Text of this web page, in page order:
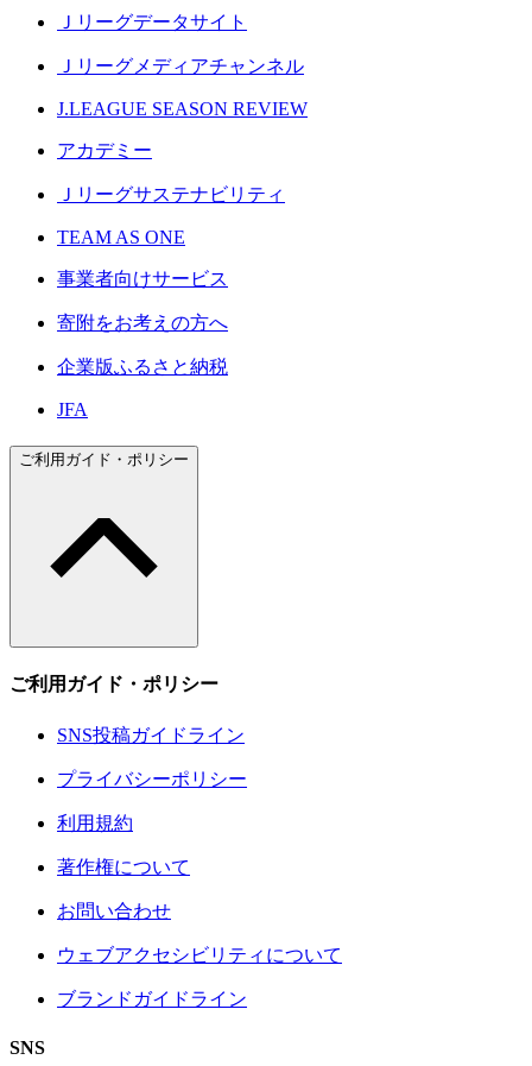
Ｊリーグデータサイト
Ｊリーグメディアチャンネル
J.LEAGUE SEASON REVIEW
アカデミー
Ｊリーグサステナビリティ
TEAM AS ONE
事業者向けサービス
寄附をお考えの方へ
企業版ふるさと納税
JFA
ご利用ガイド・ポリシー
ご利用ガイド・ポリシー
SNS投稿ガイドライン
プライバシーポリシー
利用規約
著作権について
お問い合わせ
ウェブアクセシビリティについて
ブランドガイドライン
SNS